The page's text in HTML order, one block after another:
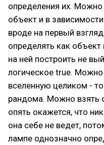
определения их.
объект и в
вроде на первый
определять как
на ней построить не
логическое true.
вселенную целиком -
рандома. Можно взять
опять окажется, что
она себе не ведет,
лампе однозначно